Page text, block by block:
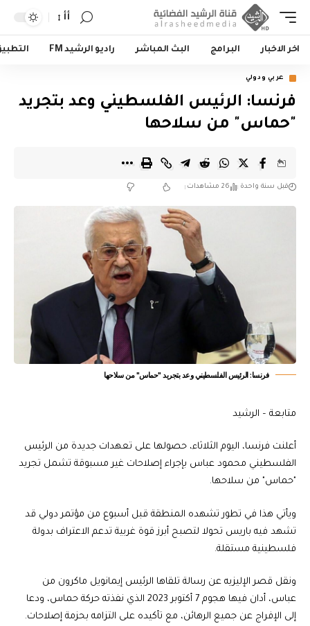
أأ
اخر الاخبار البرامج البث المباشر راديو الرشيد FM
عربي ودولي
فرنسا: الرئيس الفلسطيني وعد بتجريد
"حماس" من سلاحها
قبل سنة واحدة 26 مشاهدات
فرنسا: الرئيس الفلسطيني وعد بتجريد "حماس" من سلاحها
متابعة – الرشيد
أعلنت فرنسا، اليوم الثلاثاء، حصولها على تعهدات جديدة من الرئيس
الفلسطيني محمود عباس بإجراء إصلاحات غير مسبوقة تشمل تجريد
"حماس" من سلاحها.
ويأتي هذا في تطور تشهده المنطقة قبل أسبوع من مؤتمر دولي قد
تشهد فيه باريس تحولا لتصبح أبرز قوة غربية تدعم الاعتراف بدولة
فلسطينية مستقلة.
ونقل قصر الإليزيه عن رسالة تلقاها الرئيس إيمانويل ماكرون من
عباس، أدان فيها هجوم 7 أكتوبر 2023 الذي نفذته حركة حماس، ودعا
إلى الإفراج عن جميع الرهائن، مع تأكيده على التزامه بحزمة إصلاحات.